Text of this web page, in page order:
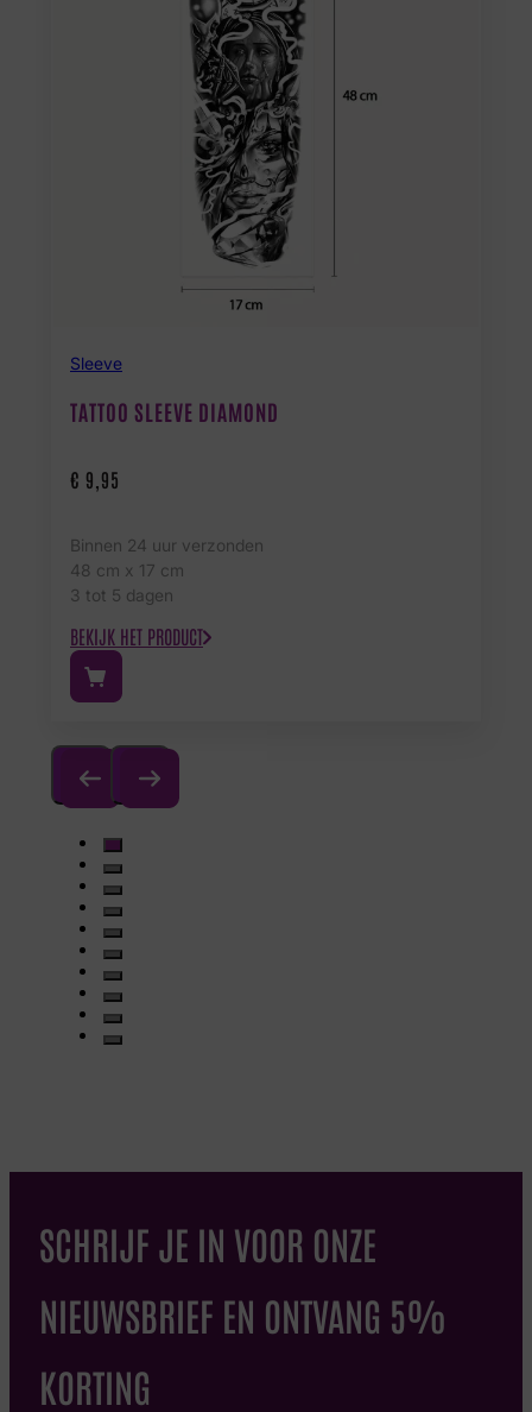
Sleeve
TATTOO SLEEVE DIAMOND
€ 9,95
Binnen 24 uur verzonden
48 cm x 17 cm
3 tot 5 dagen
BEKIJK HET PRODUCT
SCHRIJF JE IN VOOR ONZE
NIEUWSBRIEF EN ONTVANG 5%
KORTING